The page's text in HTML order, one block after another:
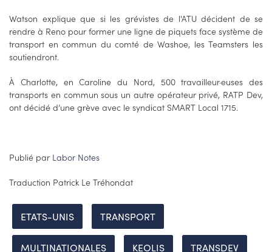
Watson explique que si les grévistes de l'ATU décident de se
rendre à Reno pour former une ligne de piquets face système de
transport en commun du comté de Washoe, les Teamsters les
soutiendront.
À Charlotte, en Caroline du Nord, 500 travailleur·euses des
transports en commun sous un autre opérateur privé, RATP Dev,
ont décidé d’une grève avec le syndicat SMART Local 1715.
Publié par Labor Notes
Traduction Patrick Le Tréhondat
ETATS-UNIS TRANSPORT
MULTINATIONALES KEOLIS TRANSDEV